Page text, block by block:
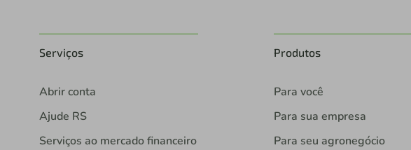
Serviços
Abrir conta
Ajude RS
Serviços ao mercado financeiro
Produtos
Para você
Para sua empresa
Para seu agronegócio